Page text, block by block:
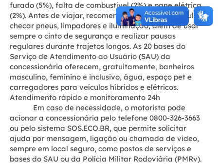
furado (5%), falta de combustível (2%) e pane elétrica
(2%). Antes de viajar, recomenda-se revisar o veículo,
checar pneus, limpadores e iluminação, além de usar
sempre o cinto de segurança e realizar pausas
regulares durante trajetos longos. As 20 bases do
Serviço de Atendimento ao Usuário (SAU) da
concessionária oferecem, gratuitamente, banheiros
masculino, feminino e inclusivo, água, espaço pet e
carregadores para veículos híbridos e elétricos.
Atendimento rápido e monitoramento 24h
Em caso de necessidade, o motorista pode
acionar a concessionária pelo telefone 0800-326-3663
ou pelo sistema SOS.ECO.BR, que permite solicitar
ajuda por mensagem, ligação ou chamada de vídeo,
sempre em local seguro, como postos de serviços e
bases do SAU ou da Polícia Militar Rodoviária (PMRv).